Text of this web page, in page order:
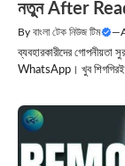
নতুন After
By বাংলা টেক নিউজ টিম —
ব্যবহারকারীদের
WhatsApp। খুব